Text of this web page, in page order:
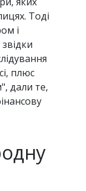
Тоді
і
плюс
дали те,